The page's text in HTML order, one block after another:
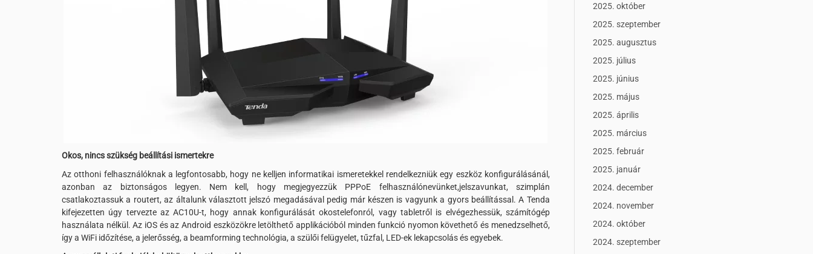
Okos, nincs szükség beállítási ismertekre
Az otthoni felhasználóknak a legfontosabb, hogy ne kelljen informatikai ismeretekkel rendelkezniük egy eszköz konfigurálásánál,
azonban az biztonságos legyen. Nem kell, hogy megjegyezzük PPPoE felhasználónevünket,jelszavunkat, szimplán
csatlakoztassuk a routert, az általunk választott jelszó megadásával pedig már készen is vagyunk a gyors beállítással. A Tenda
kifejezetten úgy tervezte az AC10U-t, hogy annak konfigurálását okostelefonról, vagy tabletről is elvégezhessük, számítógép
használata nélkül. Az iOS és az Android eszközökre letölthető applikációból minden funkció nyomon követhető és menedzselhető,
így a WiFi időzítése, a jelerősség, a beamforming technológia, a szülői felügyelet, tűzfal, LED-ek lekapcsolás és egyebek.
2025. október
2025. szeptember
2025. augusztus
2025. július
2025. június
2025. május
2025. április
2025. március
2025. február
2025. január
2024. december
2024. november
2024. október
2024. szeptember